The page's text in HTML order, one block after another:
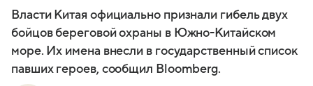
Власти Китая официально признали гибель двух
бойцов береговой охраны в Южно-Китайском
море. Их имена внесли в государственный список
павших героев, сообщил Bloomberg.